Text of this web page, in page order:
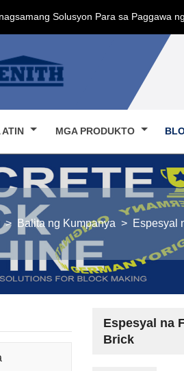
Solusyon Para sa Paggawa
MGA PRODUKTO
> Balita ng Kumpanya > Espesyal
Espesyal na
Brick